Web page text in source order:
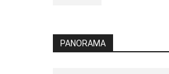
PANORAMA